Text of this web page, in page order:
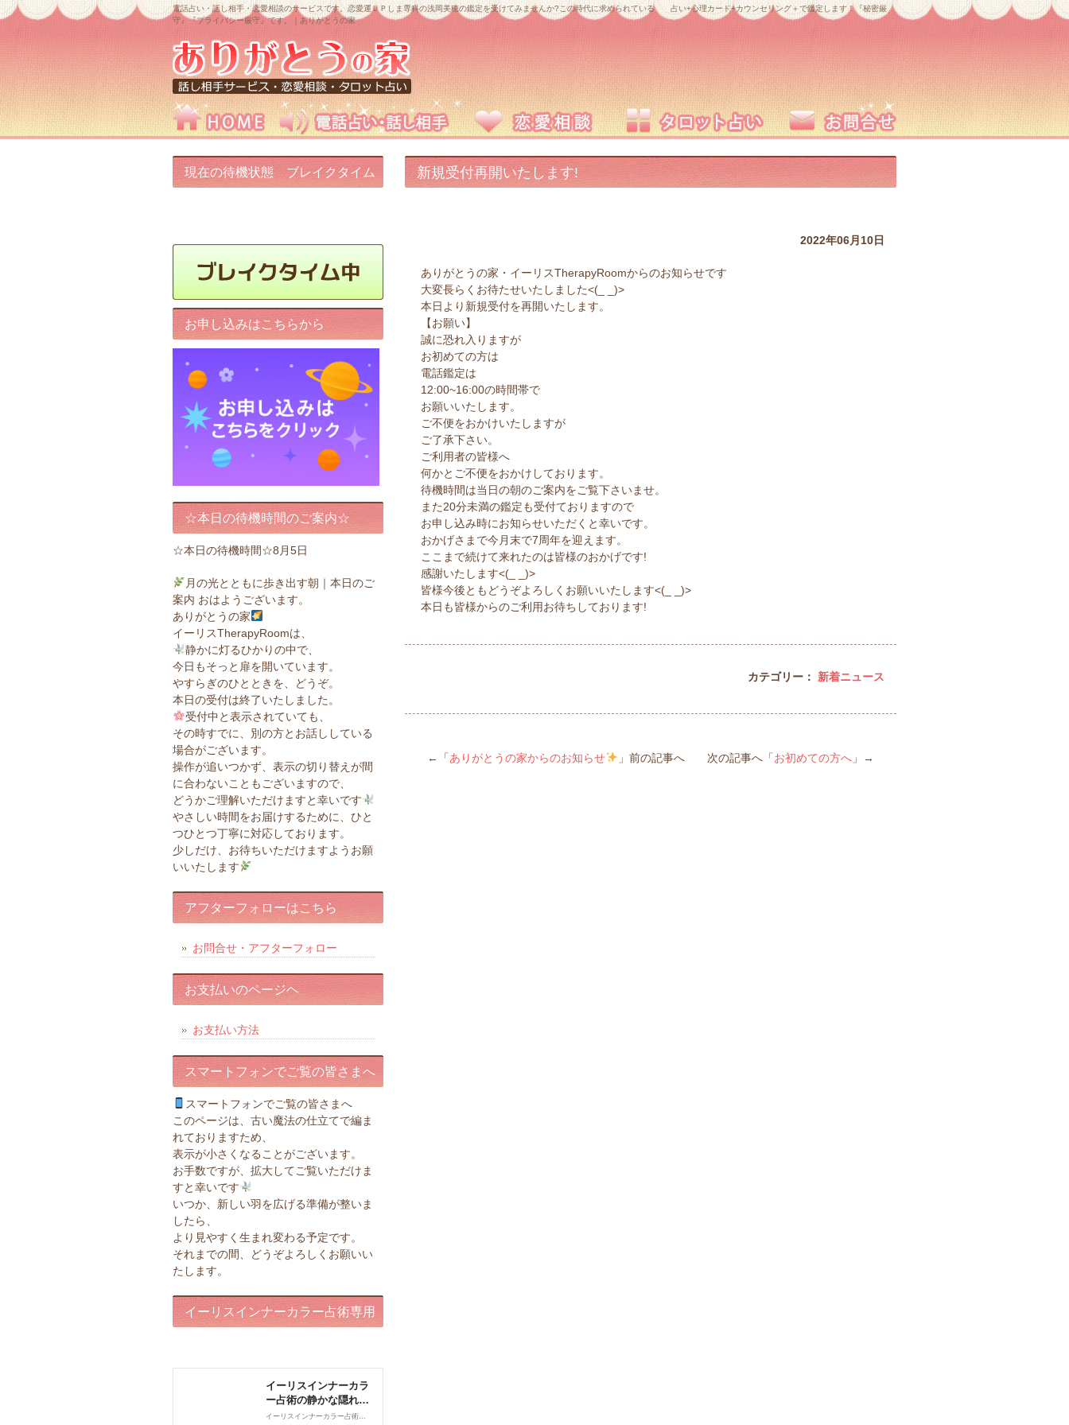
電話占い・話し相手・恋愛相談のサービスです。恋愛運ＵＰしま専科の浅岡美穂の鑑定を受けてみませんか?この時代に求められている 占い+心理カード+カウンセリング＋で鑑定します！『秘密厳
守』『プライバシー厳守』です。｜ありがとうの家
新規受付再開いたします!
2022年06月10日
ありがとうの家・イーリスTherapyRoomからのお知らせです
大変長らくお待たせいたしました<(_ _)>
本日より新規受付を再開いたします。
【お願い】
誠に恐れ入りますが
お初めての方は
電話鑑定は
12:00~16:00の時間帯で
お願いいたします。
ご不便をおかけいたしますが
ご了承下さい。
ご利用者の皆様へ
何かとご不便をおかけしております。
待機時間は当日の朝のご案内をご覧下さいませ。
また20分未満の鑑定も受付ておりますので
お申し込み時にお知らせいただくと幸いです。
おかげさまで今月末で7周年を迎えます。
ここまで続けて来れたのは皆様のおかげです!
感謝いたします<(_ _)>
皆様今後ともどうぞよろしくお願いいたします<(_ _)>
本日も皆様からのご利用お待ちしております!
カテゴリー： 新着ニュース
←「ありがとうの家からのお知らせ 」前の記事へ 次の記事へ「お初めての方へ」→
現在の待機状態 ブレイクタイム
お申し込みはこちらから
☆本日の待機時間のご案内☆
☆本日の待機時間☆8月5日
月の光とともに歩き出す朝｜本日のご
案内 おはようございます。
ありがとうの家
イーリスTherapyRoomは、
静かに灯るひかりの中で、
今日もそっと扉を開いています。
やすらぎのひとときを、どうぞ。
本日の受付は終了いたしました。
受付中と表示されていても、
その時すでに、別の方とお話ししている
場合がございます。
操作が追いつかず、表示の切り替えが間
に合わないこともございますので、
どうかご理解いただけますと幸いです
やさしい時間をお届けするために、ひと
つひとつ丁寧に対応しております。
少しだけ、お待ちいただけますようお願
いいたします
アフターフォローはこちら
お問合せ・アフターフォロー
お支払いのページヘ
お支払い方法
スマートフォンでご覧の皆さまへ
スマートフォンでご覧の皆さまへ
このページは、古い魔法の仕立てで編ま
れておりますため、
表示が小さくなることがございます。
お手数ですが、拡大してご覧いただけま
すと幸いです
いつか、新しい羽を広げる準備が整いま
したら、
より見やすく生まれ変わる予定です。
それまでの間、どうぞよろしくお願いい
たします。
イーリスインナーカラー占術専用